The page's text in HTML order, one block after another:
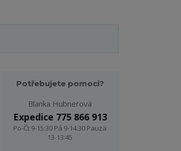
Potřebujete pomoci?
Blanka Hubnerová
Expedice 775 866 913
Po-Čt 9-15:30 Pá 9-14:30 Pauza
13-13:45